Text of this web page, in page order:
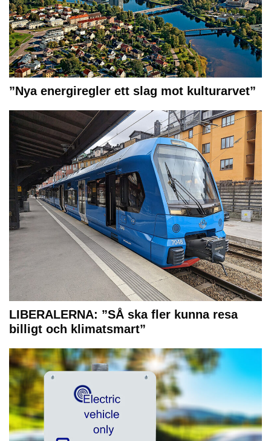
”Nya energiregler ett slag mot kulturarvet”
LIBERALERNA: ”SÅ ska fler kunna resa
billigt och klimatsmart”